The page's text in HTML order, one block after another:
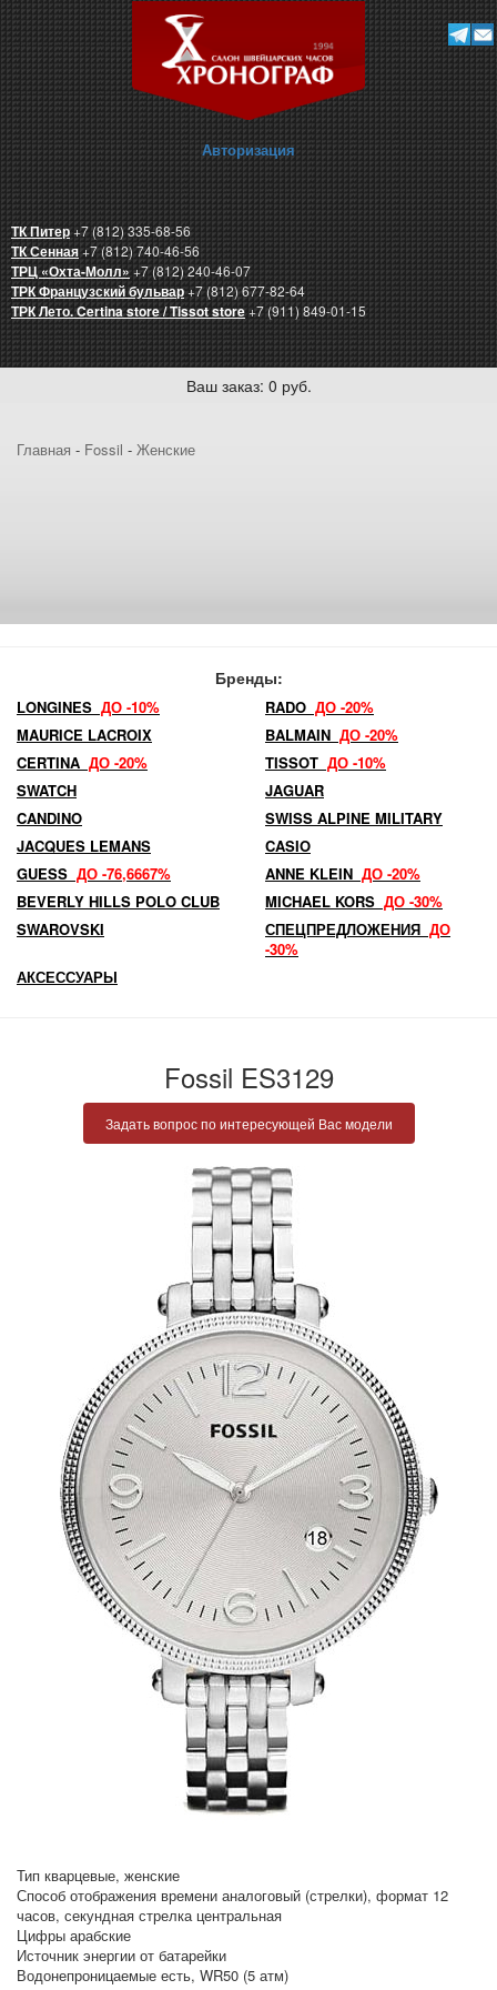
Авторизация
ТК Питер+7 (812) 335-68-56
ТК Сенная+7 (812) 740-46-56
ТРЦ «Охта-Молл»+7 (812) 240-46-07
ТРК Французский бульвар+7 (812) 677-82-64
ТРК Лето. Certina store / Tissot store+7 (911) 849-01-15
Ваш заказ: 0 руб.
Главная - Fossil - Женские
Бренды:
LONGINES ДО -10% RADO ДО -20%
MAURICE LACROIX
BALMAIN ДО -20%
CERTINA ДО -20% TISSOT ДО -10%
SWATCH
JAGUAR
CANDINO
SWISS ALPINE MILITARY
JACQUES LEMANS
CASIO
GUESS ДО -76,6667% ANNE KLEIN ДО -20%
BEVERLY HILLS POLO CLUB
MICHAEL KORS ДО -30%
SWAROVSKI
СПЕЦПРЕДЛОЖЕНИЯ ДО
-30%
АКСЕССУАРЫ
Fossil ES3129
Задать вопрос по интересующей Вас модели
Тип кварцевые, женские
Способ отображения времени аналоговый (стрелки), формат 12
часов, секундная стрелка центральная
Цифры арабские
Источник энергии от батарейки
Водонепроницаемые есть, WR50 (5 атм)